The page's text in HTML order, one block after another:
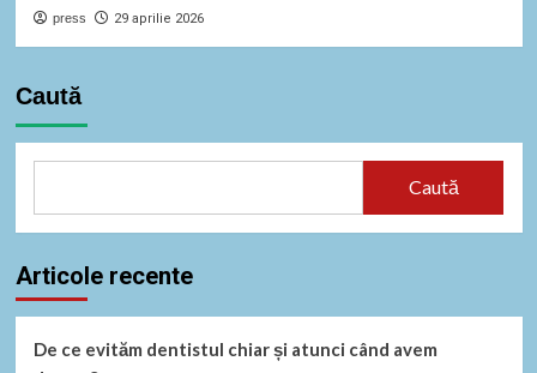
press 29 aprilie 2026
Caută
Caută
Articole recente
De ce evităm dentistul chiar și atunci când avem